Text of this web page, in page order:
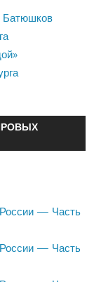
Батюшков
— Часть
— Часть